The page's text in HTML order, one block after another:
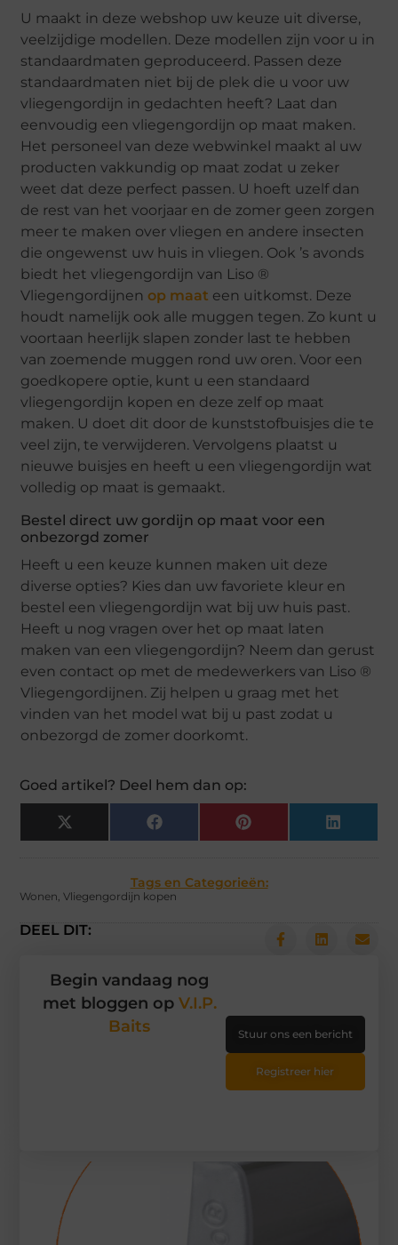
U maakt in deze webshop uw keuze uit diverse,
veelzijdige modellen. Deze modellen zijn voor u in
standaardmaten geproduceerd. Passen deze
standaardmaten niet bij de plek die u voor uw
vliegengordijn in gedachten heeft? Laat dan
eenvoudig een vliegengordijn op maat maken.
Het personeel van deze webwinkel maakt al uw
producten vakkundig op maat zodat u zeker
weet dat deze perfect passen. U hoeft uzelf dan
de rest van het voorjaar en de zomer geen zorgen
meer te maken over vliegen en andere insecten
die ongewenst uw huis in vliegen. Ook ’s avonds
biedt het vliegengordijn van Liso ®
Vliegengordijnenop maat een uitkomst. Deze
houdt namelijk ook alle muggen tegen. Zo kunt u
voortaan heerlijk slapen zonder last te hebben
van zoemende muggen rond uw oren. Voor een
goedkopere optie, kunt u een standaard
vliegengordijn kopen en deze zelf op maat
maken. U doet dit door de kunststofbuisjes die te
veel zijn, te verwijderen. Vervolgens plaatst u
nieuwe buisjes en heeft u een vliegengordijn wat
volledig op maat is gemaakt.
Bestel direct uw gordijn op maat voor een
onbezorgd zomer
Heeft u een keuze kunnen maken uit deze
diverse opties? Kies dan uw favoriete kleur en
bestel een vliegengordijn wat bij uw huis past.
Heeft u nog vragen over het op maat laten
maken van een vliegengordijn? Neem dan gerust
even contact op met de medewerkers van Liso ®
Vliegengordijnen. Zij helpen u graag met het
vinden van het model wat bij u past zodat u
onbezorgd de zomer doorkomt.
Goed artikel? Deel hem dan op:
X
(Twitter)
Facebook Pinterest LinkedIn
Tags en Categorieën:
Wonen,Vliegengordijn kopen
DEEL DIT:
Begin vandaag nog
met bloggen op V.I.P.
Baits
Stuur ons een bericht
Registreer hier